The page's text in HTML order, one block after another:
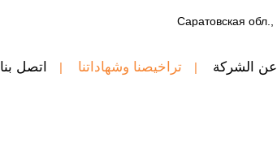
عن الشركة تراخيصنا وشهاداتنا اتصل بنا